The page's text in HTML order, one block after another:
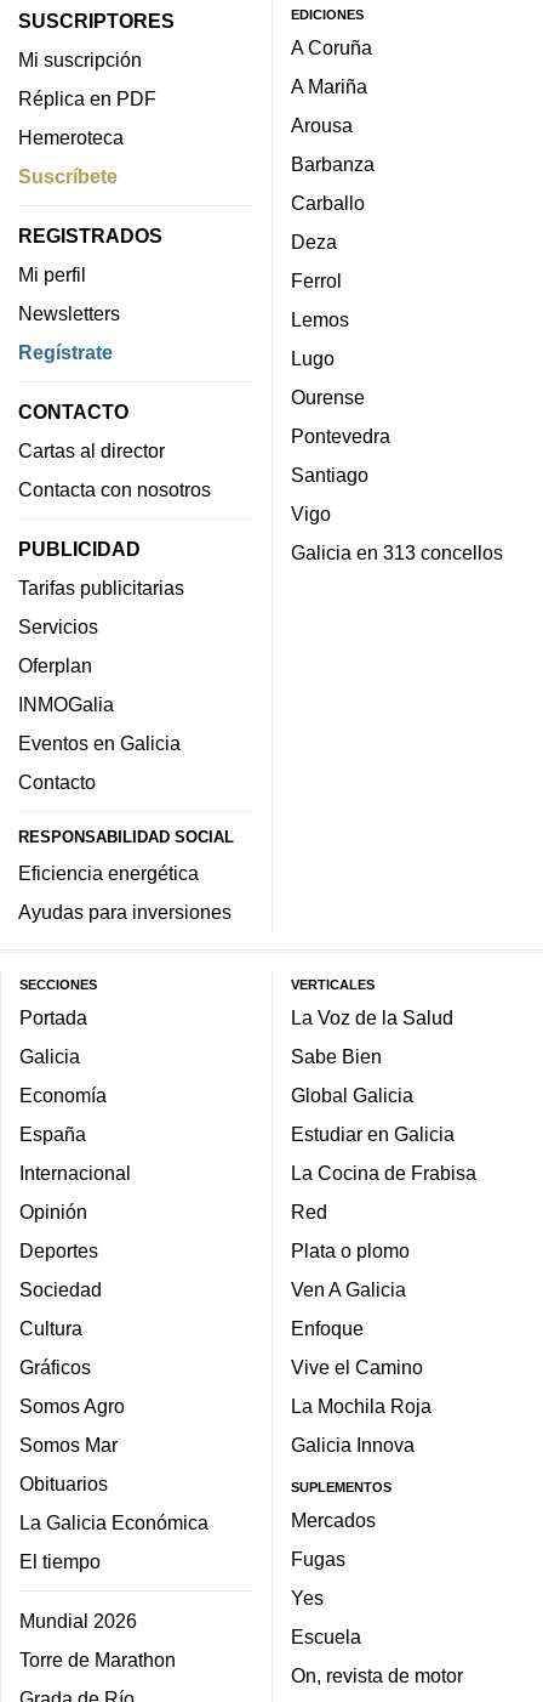
SUSCRIPTORES
Mi suscripción
Réplica en PDF
Hemeroteca
Suscríbete
REGISTRADOS
Mi perfil
Newsletters
Regístrate
CONTACTO
Cartas al director
Contacta con nosotros
PUBLICIDAD
Tarifas publicitarias
Servicios
Oferplan
INMOGalia
Eventos en Galicia
Contacto
RESPONSABILIDAD SOCIAL
Eficiencia energética
Ayudas para inversiones
EDICIONES
A Coruña
A Mariña
Arousa
Barbanza
Carballo
Deza
Ferrol
Lemos
Lugo
Ourense
Pontevedra
Santiago
Vigo
Galicia en 313 concellos
SECCIONES
Portada
Galicia
Economía
España
Internacional
Opinión
Deportes
Sociedad
Cultura
Gráficos
Somos Agro
Somos Mar
Obituarios
La Galicia Económica
El tiempo
Mundial 2026
Torre de Marathon
VERTICALES
La Voz de la Salud
Sabe Bien
Global Galicia
Estudiar en Galicia
La Cocina de Frabisa
Red
Plata o plomo
Ven A Galicia
Enfoque
Vive el Camino
La Mochila Roja
Galicia Innova
SUPLEMENTOS
Mercados
Fugas
Yes
Escuela
On, revista de motor